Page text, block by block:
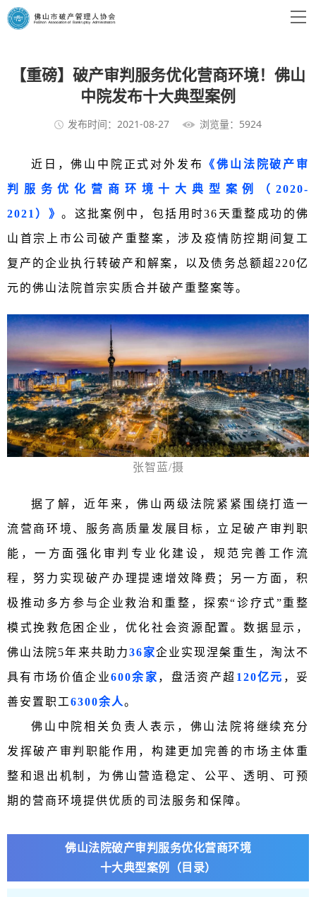
【重磅】破产审判服务优化营商环境！佛山
中院发布十大典型案例
发布时间：2021-08-27 浏览量：5924
近日，佛山中院正式对外发布 《佛山法院破产审
判服务优化营商环境十大典型案例（2020-
2021）》。这批案例中，包括用时36天重整成功的佛
山首宗上市公司破产重整案，涉及疫情防控期间复工
复产的企业执行转破产和解案，以及债务总额超220亿
元的佛山法院首宗实质合并破产重整案等。
张智蓝/摄
据了解，近年来，佛山两级法院紧紧围绕打造一
流营商环境、服务高质量发展目标，立足破产审判职
能，一方面强化审判专业化建设，规范完善工作流
程，努力实现破产办理提速增效降费；另一方面，积
极推动多方参与企业救治和重整，探索“诊疗式”重整
模式挽救危困企业，优化社会资源配置。数据显示，
佛山法院5年来共助力36家企业实现涅槃重生，淘汰不
具有市场价值企业600余家 ，盘活资产超 120亿元 ，妥
善安置职工6300余人。
佛山中院相关负责人表示，佛山法院将继续充分
发挥破产审判职能作用，构建更加完善的市场主体重
整和退出机制，为佛山营造稳定、公平、透明、可预
期的营商环境提供优质的司法服务和保障。
佛山法院破产审判服务优化营商环境
十大典型案例（目录）